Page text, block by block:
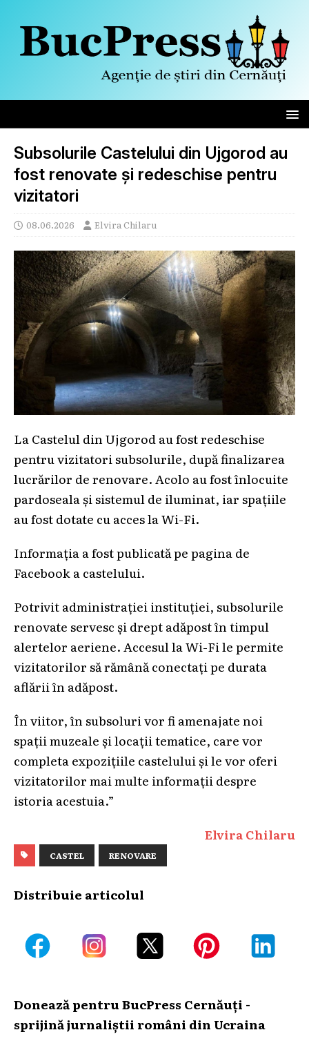
Subsolurile Castelului din Ujgorod au
fost renovate și redeschise pentru
vizitatori
08.06.2026 Elvira Chilaru
La Castelul din Ujgorod au fost redeschise
pentru vizitatori subsolurile, după finalizarea
lucrărilor de renovare. Acolo au fost înlocuite
pardoseala și sistemul de iluminat, iar spațiile
au fost dotate cu acces la Wi-Fi.
Informația a fost publicată pe pagina de
Facebook a castelului.
Potrivit administrației instituției, subsolurile
renovate servesc și drept adăpost în timpul
alertelor aeriene. Accesul la Wi-Fi le permite
vizitatorilor să rămână conectați pe durata
aflării în adăpost.
În viitor, în subsoluri vor fi amenajate noi
spații muzeale și locații tematice, care vor
completa expozițiile castelului și le vor oferi
vizitatorilor mai multe informații despre
istoria acestuia.”
Elvira Chilaru
CASTEL RENOVARE
Distribuie articolul
Donează pentru BucPress Cernăuți -
sprijină jurnaliștii români din Ucraina